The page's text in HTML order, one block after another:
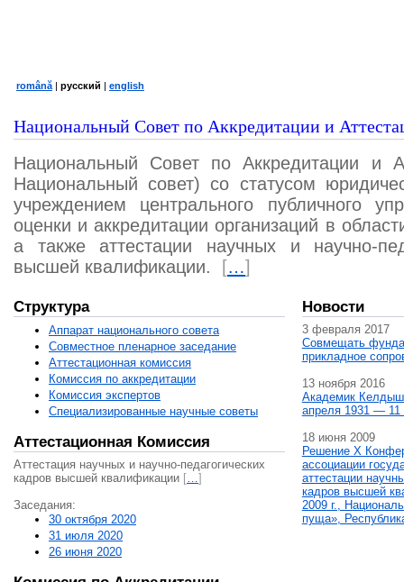
română | русский | english
Национальный Совет по Аккредитации и
Национальный Совет по Аккредитации и
Национальный совет) со статусом
учреждением центрального публичного
оценки и аккредитации организаций в
а также аттестации научных и научно-
высшей квалификации.
[…]
Структура
Аппарат национального совета
Совместное пленарное заседание
Аттестационная комисcия
Комиссия по аккредитации
Комиссия экспертов
Специализированные научные советы
Аттестационная Комиссия
Аттестация научных и научно-педагогических
кадров высшей квалификации […]
Заседания:
30 октября 2020
31 июля 2020
26 июня 2020
Новости
3 февраля 2017
Совмещать
прикладное
13 ноября 2016
Академик
апреля 1931 — 11
18 июня 2009
Решение X
ассоциации
аттестации
кадров высшей
2009 г.,
пуща»,